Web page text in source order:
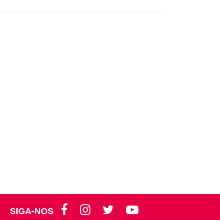
SIGA-NOS